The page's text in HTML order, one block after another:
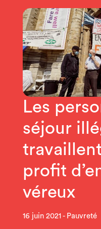
Les
séjour
profit
véreux
16 juin 2021 Pauvreté